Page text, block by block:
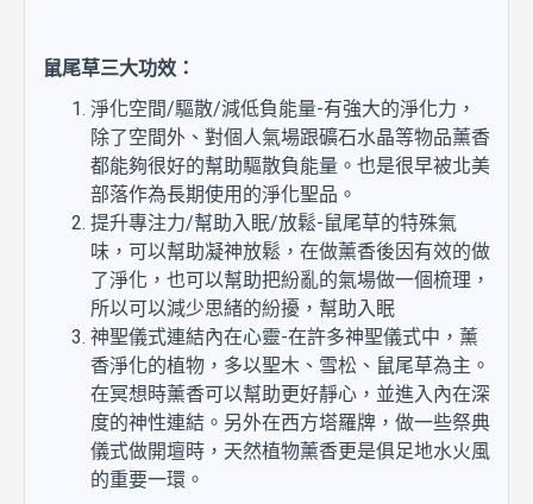
鼠尾草三大功效：
淨化空間/驅散/減低負能量-有強大的淨化力，
除了空間外、對個人氣場跟礦石水晶等物品薰香
都能夠很好的幫助驅散負能量。也是很早被北美
部落作為長期使用的淨化聖品。
提升專注力/幫助入眠/放鬆-鼠尾草的特殊氣
味，可以幫助凝神放鬆，在做薰香後因有效的做
了淨化，也可以幫助把紛亂的氣場做一個梳理，
所以可以減少思緒的紛擾，幫助入眠
神聖儀式連結內在心靈-在許多神聖儀式中，薰
香淨化的植物，多以聖木、雪松、鼠尾草為主。
在冥想時薰香可以幫助更好靜心，並進入內在深
度的神性連結。另外在西方塔羅牌，做一些祭典
儀式做開壇時，天然植物薰香更是俱足地水火風
的重要一環。